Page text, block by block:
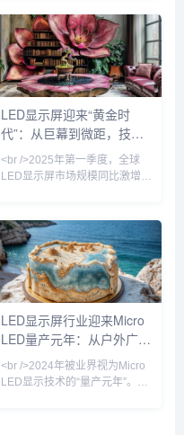
片良率突破99.99%，巨量转移
效率提升至每小时200万颗。这
意味着困扰行业十年的“成本悬
崖”开始松动——以P0.4以下间
距产品为例，单位面积造价较去
年同期下降37%，首次低于同规
格OLED商用拼接屏。行业分析
师指出，Micro LED不再是“概念
LED显示屏迎来“黄金时
代”：从巨幕到微距，技术
革命重塑视觉产业
<br />2025年第一季度，全球
LED显示屏市场规模同比激增
广告牌的全面升级与影视虚拟制
作棚的井喷式扩张。在纽约时代
广场，一块面积超过2000平方
米的裸眼3D LED屏刚刚刷新了
吉尼斯世界纪录；而在好莱坞，
超过60%的绿幕影棚已替换为
LED虚拟背景墙。业内分析师指
出，LED显示屏正从“显示工具”
面积产值较五年
LED显示屏行业迎来Micro
LED量产元年：从户外广告
到虚拟影棚的颠覆性变革
<br />2024年被业界视为Micro
LED显示技术的“量产元年”。最